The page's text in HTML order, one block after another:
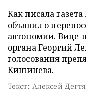
Как писала
объявил о
автономии. Вице-
органа Георгий
голосования
Кишинева.
Текст: Алексей